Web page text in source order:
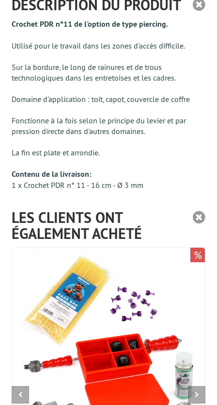
DESCRIPTION DU PRODUIT
Crochet PDR n°11 de l'option de type piercing.
Utilisé pour le travail dans les zones d'accès difficile.
Sur la bordure, le long de rainures et de trous
technologiques dans les entretoises et les cadres.
Domaine d'application : toit, capot, couvercle de coffre
Fonctionne à la fois selon le principe du levier et par
pression directe dans d'autres domaines.
La fin est plate et arrondie.
Contenu de la livraison:
1 x Crochet PDR n° 11 - 16 cm - Ø 3 mm
LES CLIENTS ONT
ÉGALEMENT ACHETÉ
%